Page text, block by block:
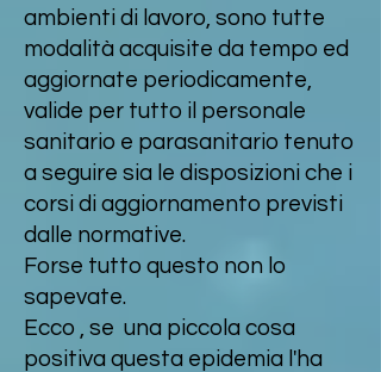
ambienti di lavoro, sono tutte
modalità acquisite da tempo ed
aggiornate periodicamente,
valide per tutto il personale
sanitario e parasanitario tenuto
a seguire sia le disposizioni che i
corsi di aggiornamento previsti
dalle normative.
Forse tutto questo non lo
sapevate.
Ecco , se una piccola cosa
positiva questa epidemia l'ha